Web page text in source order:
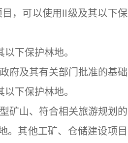
，可以使用Ⅱ级及其以下保
下保护林地。
及其有关部门批准的基础
下保护林地。
山、符合相关旅游规划的
。其他工矿、仓储建设项目